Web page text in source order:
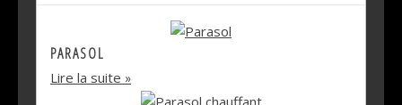
PARASOL
Lire la suite